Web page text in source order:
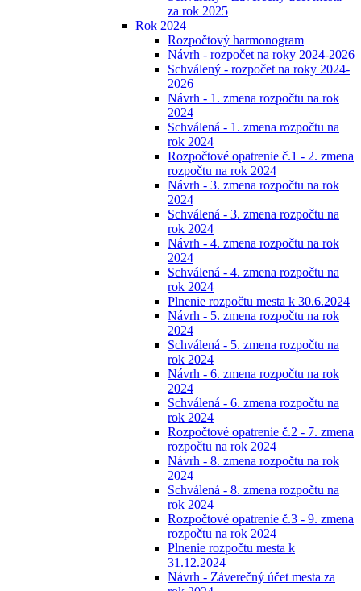
za rok 2025
Rok 2024
Rozpočtový harmonogram
Návrh - rozpočet na roky 2024-2026
Schválený - rozpočet na roky 2024-
2026
Návrh - 1. zmena rozpočtu na rok
2024
Schválená - 1. zmena rozpočtu na
rok 2024
Rozpočtové opatrenie č.1 - 2. zmena
rozpočtu na rok 2024
Návrh - 3. zmena rozpočtu na rok
2024
Schválená - 3. zmena rozpočtu na
rok 2024
Návrh - 4. zmena rozpočtu na rok
2024
Schválená - 4. zmena rozpočtu na
rok 2024
Plnenie rozpočtu mesta k 30.6.2024
Návrh - 5. zmena rozpočtu na rok
2024
Schválená - 5. zmena rozpočtu na
rok 2024
Návrh - 6. zmena rozpočtu na rok
2024
Schválená - 6. zmena rozpočtu na
rok 2024
Rozpočtové opatrenie č.2 - 7. zmena
rozpočtu na rok 2024
Návrh - 8. zmena rozpočtu na rok
2024
Schválená - 8. zmena rozpočtu na
rok 2024
Rozpočtové opatrenie č.3 - 9. zmena
rozpočtu na rok 2024
Plnenie rozpočtu mesta k
31.12.2024
Návrh - Záverečný účet mesta za